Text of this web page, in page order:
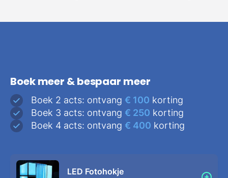
Boek meer & bespaar meer
Boek 2 acts: ontvang € 100 korting
Boek 3 acts: ontvang € 250 korting
Boek 4 acts: ontvang € 400 korting
LED Fotohokje